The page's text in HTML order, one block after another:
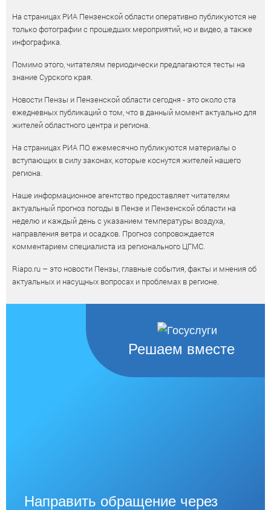
На страницах РИА Пензенской области оперативно публикуются не
только фотографии с прошедших мероприятий, но и видео, а также
инфографика.
Помимо этого, читателям периодически предлагаются тесты на
знание Сурского края.
Новости Пензы и Пензенской области сегодня - это около ста
ежедневных публикаций о том, что в данный момент актуально для
жителей областного центра и региона.
На страницах РИА ПО ежемесячно публикуются материалы о
вступающих в силу законах, которые коснутся жителей нашего
региона.
Наше информационное агентство предоставляет читателям
актуальный прогноз погоды в Пензе и Пензенской области на
неделю и каждый день с указанием температуры воздуха,
направления ветра и осадков. Прогноз сопровождается
комментарием специалиста из регионального ЦГМС.
Riapo.ru – это новости Пензы, главные события, факты и мнения об
актуальных и насущных вопросах и проблемах в регионе.
Решаем вместе
Направить обращение через